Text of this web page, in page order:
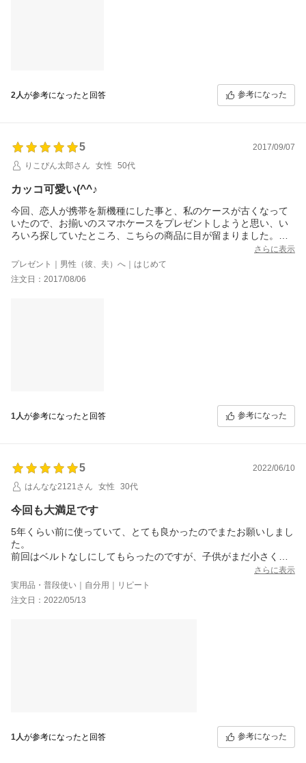
2人が参考になったと回答 参考になった
5
2017/09/07
りこぴん太郎さん
女性 50代
カッコ可愛い(^^♪
今回、恋人が携帯を新機種にした事と、私のケースが古くなって
いたので、お揃いのスマホケースをプレゼントしようと思い、い
ろいろ探していたところ、こちらの商品に目が留まりました。到
着までには一か月はかかりませんでした。皆さんの評価通りに凄
く素敵で恋人もかなり喜んでくれました。色は二人ともブルーが
好きなので、オーシャンブルーにしましたが、少し現物はターコ
イズっぽい気もしますがキレイな色ですよ！！名前入れも一緒に
さらに表示
プレゼント｜男性（彼、夫）へ｜はじめて
注文日：2017/08/06
1人が参考になったと回答 参考になった
5
2022/06/10
はんなな2121さん
女性 30代
今回も大満足です
5年くらい前に使っていて、とても良かったのでまたお願いしまし
た。
前回はベルトなしにしてもらったのですが、子供がまだ小さく、
携帯を投げるのでベルト付き、カードも飛んでいかないようにポ
ケットも加工してもらいました。
カラーも前回と同じワインレッド×レッドにしました。
写真一枚目の左が前回使っていたものです。
も好評で｢機種変してもまた使いたい｣と言われました。
お店の方も注文前にいろいろ相談すると、希望に添ってくれま
さらに表示
実用品・普段使い｜自分用｜リピート
注文日：2022/05/13
1人が参考になったと回答 参考になった